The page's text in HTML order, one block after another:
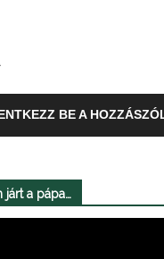
BE A
járt a pápa…